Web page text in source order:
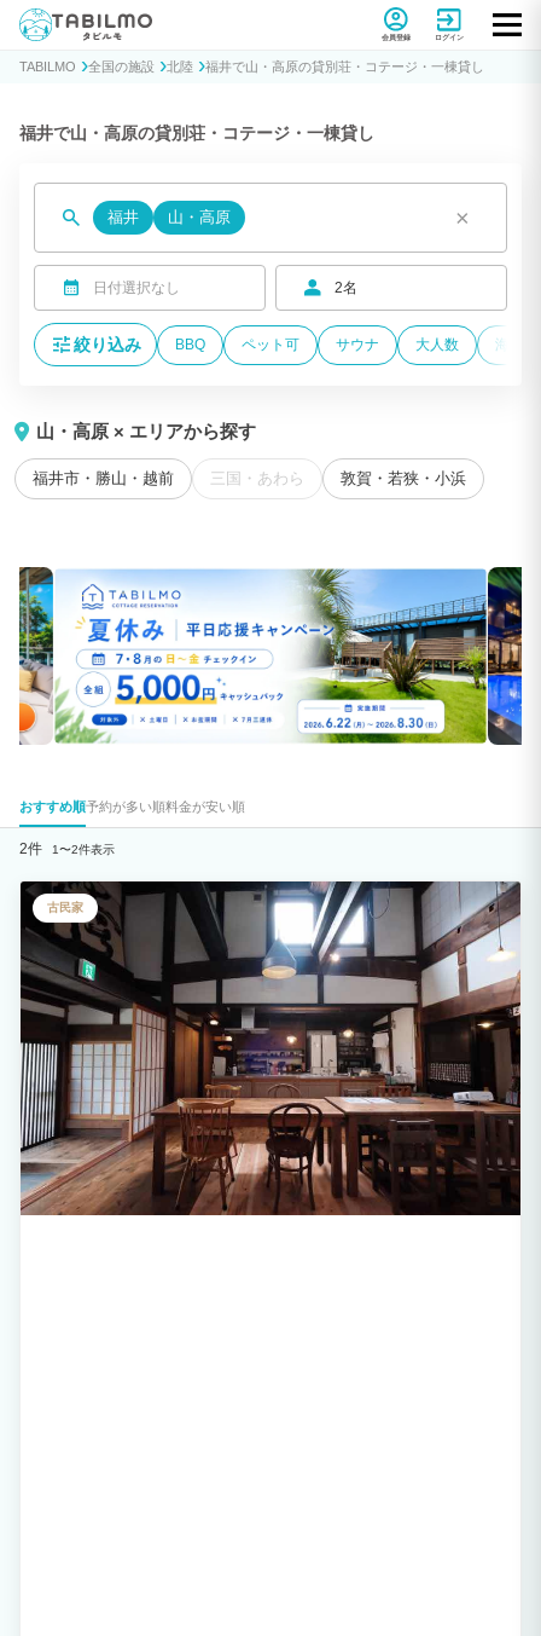
貸別荘コテージ・一棟貸し宿泊予約サイトTABILMO(タビルモ)
会員登録 ログイン
TABILMO 全国の施設 北陸 福井で山・高原の貸別荘・コテージ・一棟貸し
福井で山・高原の貸別荘・コテージ・一棟貸し
福井 山・高原 ×
日付選択なし 2名
絞り込み BBQ ペット可 サウナ 大人数 海が
山・高原 × エリアから探す
福井市・勝山・越前 三国・あわら 敦賀・若狭・小浜
おすすめ順予約が多い順料金が安い順
2件 1〜2件表示
古民家